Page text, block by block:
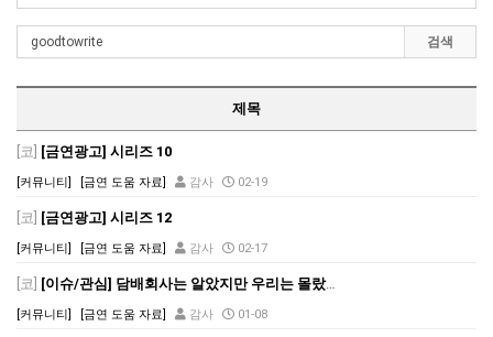
검색
제목
[코] [금연광고] 시리즈 10
[커뮤니티] [금연 도움 자료] 감사 02-19
[코] [금연광고] 시리즈 12
[커뮤니티] [금연 도움 자료] 감사 02-17
[코] [이슈/관심] 담배회사는 알았지만 우리는 몰랐던 사실들...
[커뮤니티] [금연 도움 자료] 감사 01-08